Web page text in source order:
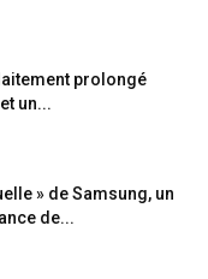
prolongé
un...
» de Samsung, un
de...